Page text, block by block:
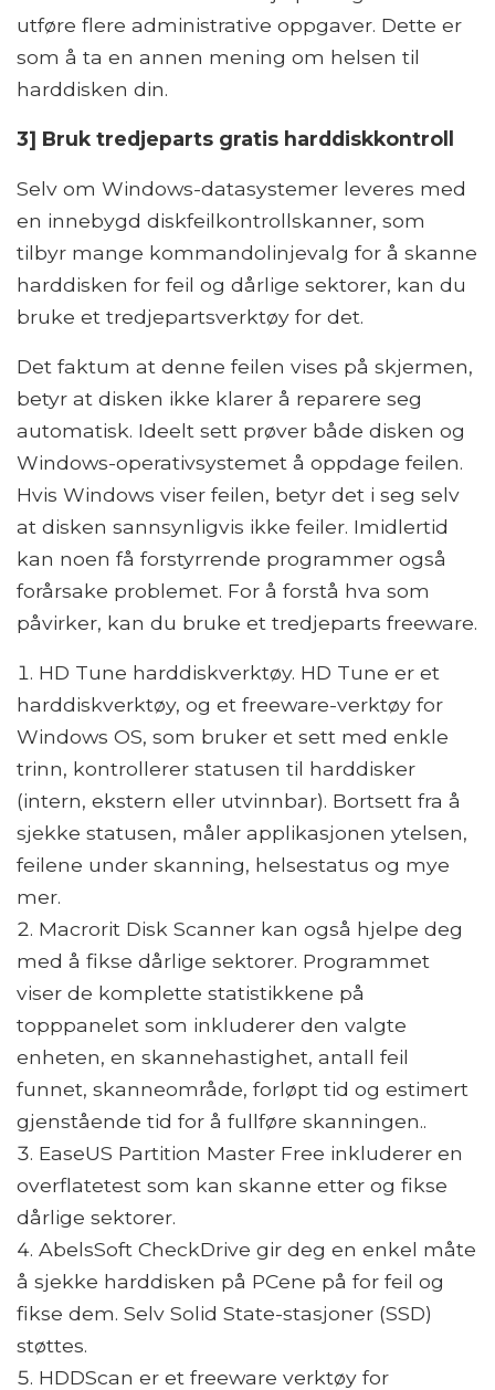
utføre flere administrative oppgaver. Dette er
som å ta en annen mening om helsen til
harddisken din.
3] Bruk tredjeparts gratis harddiskkontroll
Selv om Windows-datasystemer leveres med
en innebygd diskfeilkontrollskanner, som
tilbyr mange kommandolinjevalg for å skanne
harddisken for feil og dårlige sektorer, kan du
bruke et tredjepartsverktøy for det.
Det faktum at denne feilen vises på skjermen,
betyr at disken ikke klarer å reparere seg
automatisk. Ideelt sett prøver både disken og
Windows-operativsystemet å oppdage feilen.
Hvis Windows viser feilen, betyr det i seg selv
at disken sannsynligvis ikke feiler. Imidlertid
kan noen få forstyrrende programmer også
forårsake problemet. For å forstå hva som
påvirker, kan du bruke et tredjeparts freeware.
HD Tune harddiskverktøy. HD Tune er et
harddiskverktøy, og et freeware-verktøy for
Windows OS, som bruker et sett med enkle
trinn, kontrollerer statusen til harddisker
(intern, ekstern eller utvinnbar). Bortsett fra å
sjekke statusen, måler applikasjonen ytelsen,
feilene under skanning, helsestatus og mye
mer.
Macrorit Disk Scanner kan også hjelpe deg
med å fikse dårlige sektorer. Programmet
viser de komplette statistikkene på
topppanelet som inkluderer den valgte
enheten, en skannehastighet, antall feil
funnet, skanneområde, forløpt tid og estimert
gjenstående tid for å fullføre skanningen..
EaseUS Partition Master Free inkluderer en
overflatetest som kan skanne etter og fikse
dårlige sektorer.
AbelsSoft CheckDrive gir deg en enkel måte
å sjekke harddisken på PCene på for feil og
fikse dem. Selv Solid State-stasjoner (SSD)
støttes.
HDDScan er et freeware verktøy for